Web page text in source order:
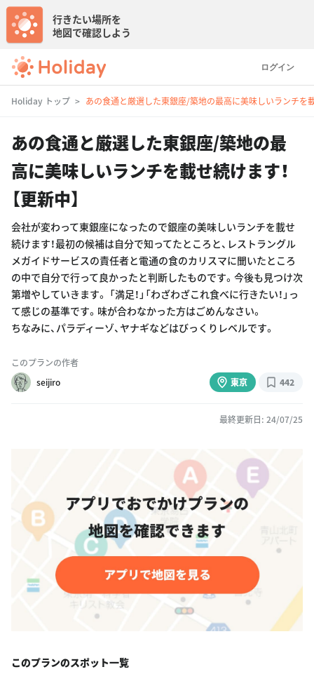
ログイン
行きたい場所を
地図で確認しよう
Holiday トップ あの食通と厳選した東銀座/築地の最高に美味しいランチを載
あの食通と厳選した東銀座/築地の最
高に美味しいランチを載せ続けます！
【更新中】
会社が変わって東銀座になったので銀座の美味しいランチを載せ
続けます！最初の候補は自分で知ってたところと、レストラングル
メガイドサービスの責任者と電通の食のカリスマに聞いたところ
の中で自分で行って良かったと判断したものです。今後も見つけ次
第増やしていきます。 「満足！」「わざわざこれ食べに行きたい！」っ
て感じの基準です。味が合わなかった方はごめんなさい。
ちなみに、パラディーゾ、ヤナギなどはびっくりレベルです。
このプランの作者
seijiro
東京 442
最終更新日: 24/07/25
このプランのスポット一覧